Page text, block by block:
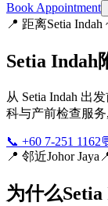
Book Appointment
📍 距离Setia Indah
Setia
从 Setia Indah 出
科与产前检查服
📞 +60 7-251 1162
📍 邻近Johor Jaya
为什么